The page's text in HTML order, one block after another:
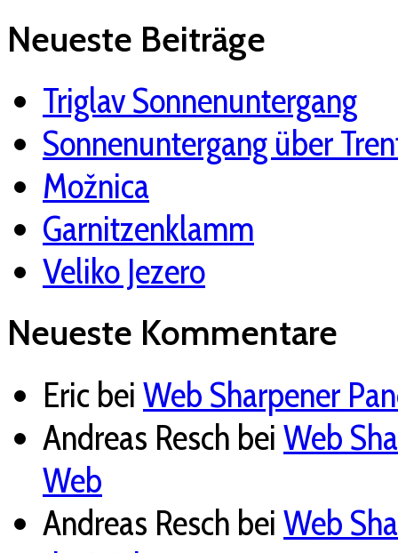
Neueste Beiträge
Triglav Sonnenuntergang
Sonnenuntergang über
Možnica
Garnitzenklamm
Veliko Jezero
Neueste Kommentare
Eric bei Web Sharpener
Andreas Resch bei Web
Web
Andreas Resch bei Web